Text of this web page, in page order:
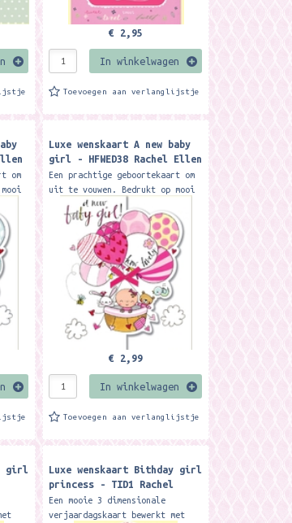
€ 2,95
In winkelwagen
Toevoegen aan verlanglijstje
om
Luxe wenskaart A new baby
girl - HFWED38 Rachel Ellen
Design
Een prachtige geboortekaart om
uit te vouwen. Bedrukt op mooi
stevig papier en bewerkt met
fijne glitters. Inclusief
envelop. Formaat:17 x 14,6
cm....
€ 2,99
In winkelwagen
Toevoegen aan verlanglijstje
girl
Luxe wenskaart Bithday girl
princess - TID1 Rachel
Ellen Designs
Een mooie 3 dimensionale
verjaardagskaart bewerkt met